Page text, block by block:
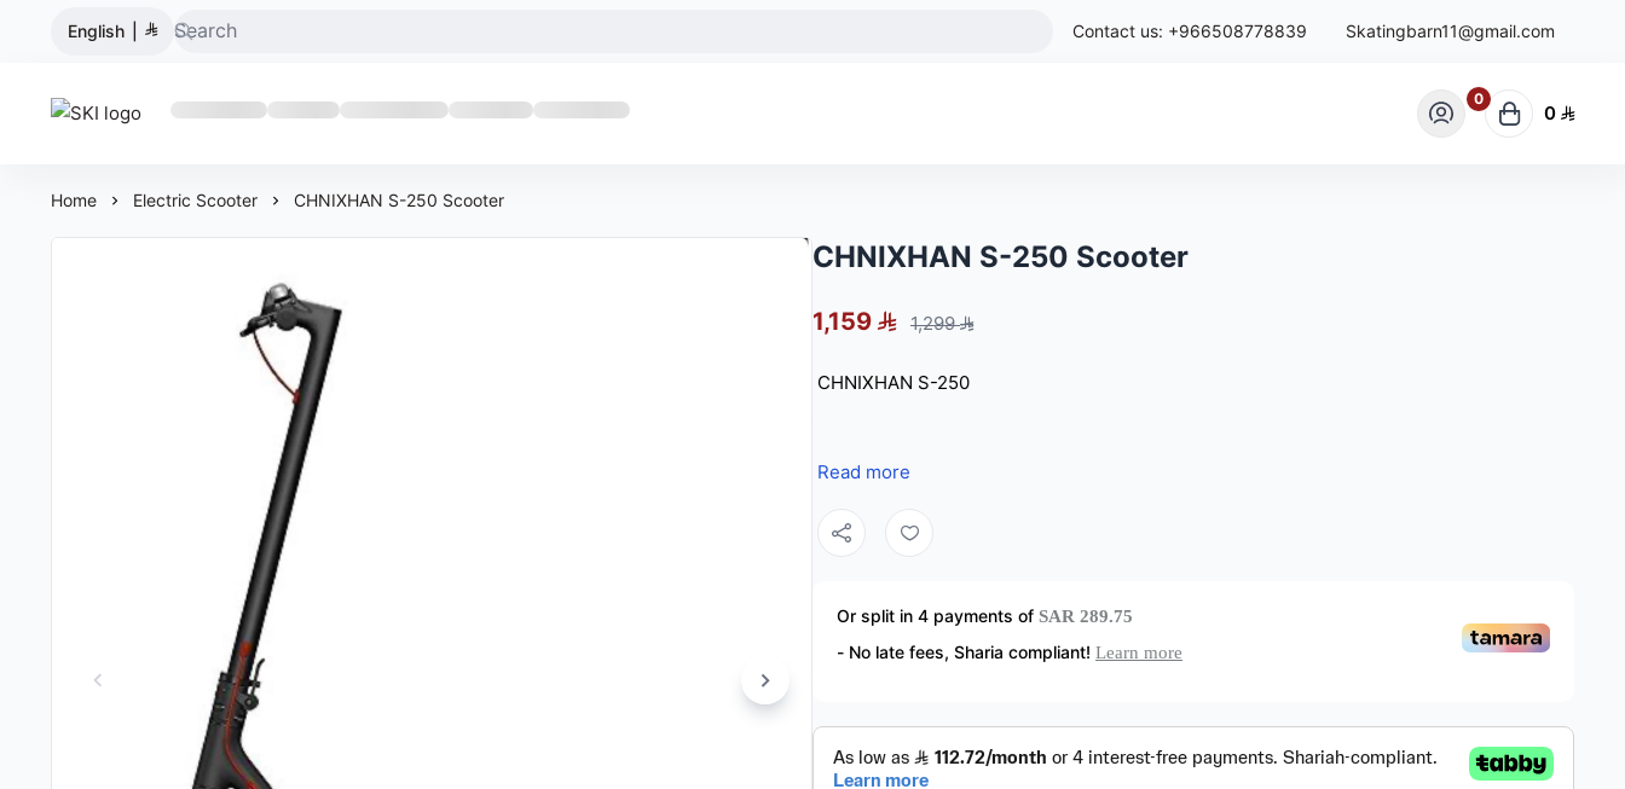
English Contact us: +966508778839 Skatingbarn11@gmail.com
SKI
0
0
Home Electric Scooter CHNIXHAN S-250 Scooter
CHNIXHAN S-250 Scooter
1,159 1,299
CHNIXHAN S-250
البطارية: 7.8 AH
السرعة الافتراضية: 45 KM/H
نظام فرملة الكتروني E-ABS Breaks
التحكم الذكي عبر التطبيق
اطارات tube
Read more
Or split in 4 payments of SAR 289.75
- No late fees, Sharia compliant! Learn more